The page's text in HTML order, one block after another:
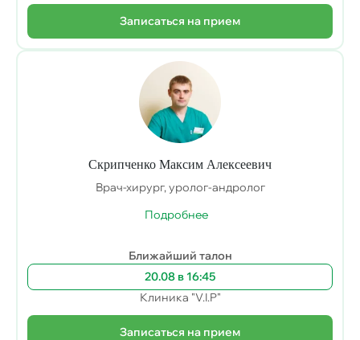
Записаться на прием
Скрипченко Максим Алексеевич
Врач-хирург, уролог-андролог
Подробнее
Ближайший талон
20.08 в 16:45
Клиника "V.I.P"
Записаться на прием